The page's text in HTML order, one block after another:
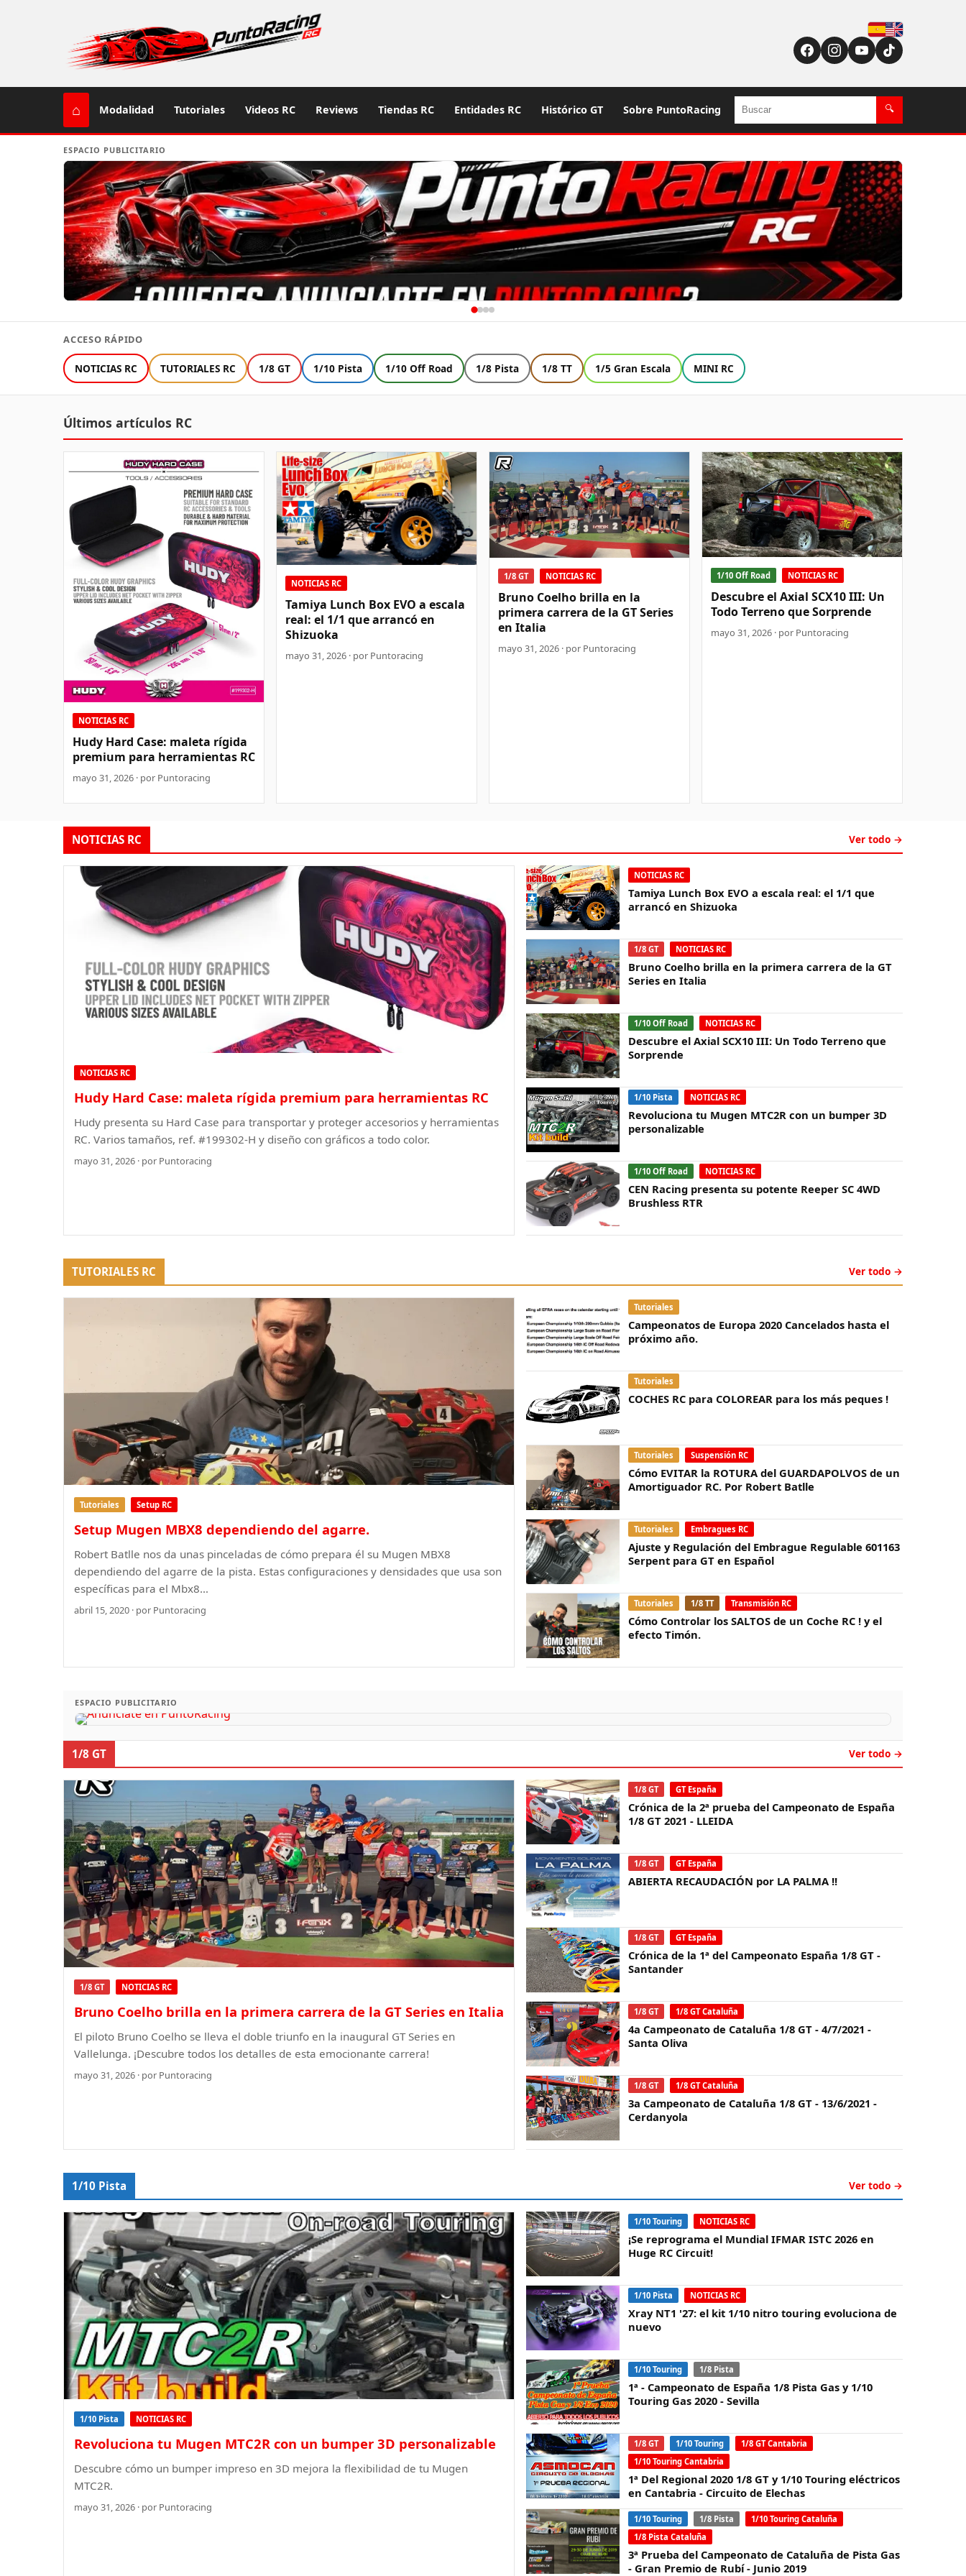
Español
English (US / UK)
⌂ Modalidad Tutoriales Videos RC Reviews Tiendas RC Entidades RC Histórico GT Sobre PuntoRacing Buscar 🔍
ESPACIO PUBLICITARIO
ACCESO RÁPIDO
NOTICIAS RC TUTORIALES RC 1/8 GT 1/10 Pista 1/10 Off Road 1/8 Pista 1/8 TT 1/5 Gran Escala MINI RC
Últimos artículos RC
NOTICIAS RC
Hudy Hard Case: maleta rígida
premium para herramientas RC
mayo 31, 2026 · por Puntoracing
NOTICIAS RC
Tamiya Lunch Box EVO a escala
real: el 1/1 que arrancó en
Shizuoka
mayo 31, 2026 · por Puntoracing
1/8 GT NOTICIAS RC
Bruno Coelho brilla en la
primera carrera de la GT Series
en Italia
mayo 31, 2026 · por Puntoracing
1/10 Off Road NOTICIAS RC
Descubre el Axial SCX10 III: Un
Todo Terreno que Sorprende
mayo 31, 2026 · por Puntoracing
NOTICIAS RC Ver todo →
NOTICIAS RC
Hudy Hard Case: maleta rígida premium para herramientas RC
Hudy presenta su Hard Case para transportar y proteger accesorios y herramientas
RC. Varios tamaños, ref. #199302-H y diseño con gráficos a todo color.
mayo 31, 2026 · por Puntoracing
NOTICIAS RC
Tamiya Lunch Box EVO a escala real: el 1/1 que
arrancó en Shizuoka
1/8 GT NOTICIAS RC
Bruno Coelho brilla en la primera carrera de la GT
Series en Italia
1/10 Off Road NOTICIAS RC
Descubre el Axial SCX10 III: Un Todo Terreno que
Sorprende
1/10 Pista NOTICIAS RC
Revoluciona tu Mugen MTC2R con un bumper 3D
personalizable
1/10 Off Road NOTICIAS RC
CEN Racing presenta su potente Reeper SC 4WD
Brushless RTR
TUTORIALES RC Ver todo →
Tutoriales Setup RC
Setup Mugen MBX8 dependiendo del agarre.
Robert Batlle nos da unas pinceladas de cómo prepara él su Mugen MBX8
dependiendo del agarre de la pista. Estas configuraciones y densidades que usa son
específicas para el Mbx8…
abril 15, 2020 · por Puntoracing
Tutoriales
Campeonatos de Europa 2020 Cancelados hasta el
próximo año.
Tutoriales
COCHES RC para COLOREAR para los más peques !
Tutoriales Suspensión RC
Cómo EVITAR la ROTURA del GUARDAPOLVOS de un
Amortiguador RC. Por Robert Batlle
Tutoriales Embragues RC
Ajuste y Regulación del Embrague Regulable 601163
Serpent para GT en Español
Tutoriales 1/8 TT Transmisión RC
Cómo Controlar los SALTOS de un Coche RC ! y el
efecto Timón.
ESPACIO PUBLICITARIO
1/8 GT Ver todo →
1/8 GT NOTICIAS RC
Bruno Coelho brilla en la primera carrera de la GT Series en Italia
El piloto Bruno Coelho se lleva el doble triunfo en la inaugural GT Series en
Vallelunga. ¡Descubre todos los detalles de esta emocionante carrera!
mayo 31, 2026 · por Puntoracing
1/8 GT GT España
Crónica de la 2ª prueba del Campeonato de España
1/8 GT 2021 - LLEIDA
1/8 GT GT España
ABIERTA RECAUDACIÓN por LA PALMA !!
1/8 GT GT España
Crónica de la 1ª del Campeonato España 1/8 GT -
Santander
1/8 GT 1/8 GT Cataluña
4a Campeonato de Cataluña 1/8 GT - 4/7/2021 -
Santa Oliva
1/8 GT 1/8 GT Cataluña
3a Campeonato de Cataluña 1/8 GT - 13/6/2021 -
Cerdanyola
1/10 Pista Ver todo →
1/10 Pista NOTICIAS RC
Revoluciona tu Mugen MTC2R con un bumper 3D personalizable
Descubre cómo un bumper impreso en 3D mejora la flexibilidad de tu Mugen
MTC2R.
mayo 31, 2026 · por Puntoracing
1/10 Touring NOTICIAS RC
¡Se reprograma el Mundial IFMAR ISTC 2026 en
Huge RC Circuit!
1/10 Pista NOTICIAS RC
Xray NT1 '27: el kit 1/10 nitro touring evoluciona de
nuevo
1/10 Touring 1/8 Pista
1ª - Campeonato de España 1/8 Pista Gas y 1/10
Touring Gas 2020 - Sevilla
1/8 GT 1/10 Touring
1/8 GT Cantabria
1/10 Touring Cantabria
1ª Del Regional 2020 1/8 GT y 1/10 Touring eléctricos
en Cantabria - Circuito de Elechas
1/10 Touring 1/8 Pista
1/10 Touring Cataluña
1/8 Pista Cataluña
3ª Prueba del Campeonato de Cataluña de Pista Gas
- Gran Premio de Rubí - Junio 2019